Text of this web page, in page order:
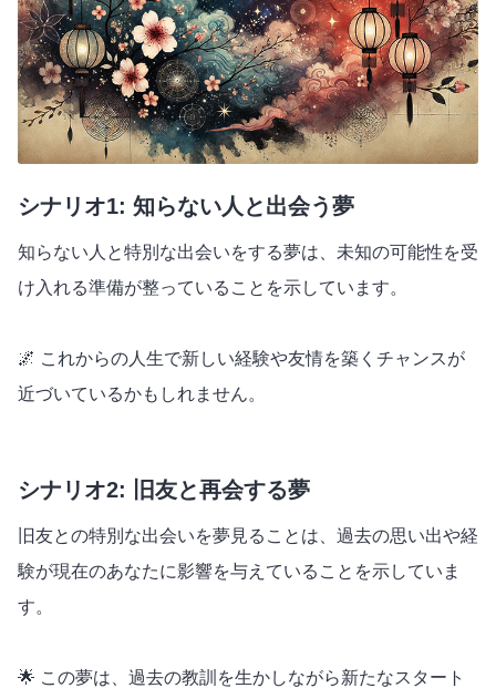
シナリオ1: 知らない人と出会う夢
知らない人と特別な出会いをする夢は、未知の可能性を受
け入れる準備が整っていることを示しています。
🌌 これからの人生で新しい経験や友情を築くチャンスが
近づいているかもしれません。
シナリオ2: 旧友と再会する夢
旧友との特別な出会いを夢見ることは、過去の思い出や経
験が現在のあなたに影響を与えていることを示していま
す。
🌟 この夢は、過去の教訓を生かしながら新たなスタート